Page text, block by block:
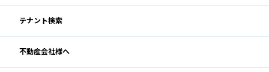
テナント検索
不動産会社様へ